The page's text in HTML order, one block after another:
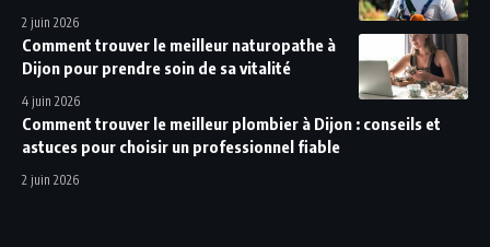
2 juin 2026
Comment trouver le meilleur naturopathe à
Dijon pour prendre soin de sa vitalité
4 juin 2026
Comment trouver le meilleur plombier à Dijon : conseils et
astuces pour choisir un professionnel fiable
2 juin 2026